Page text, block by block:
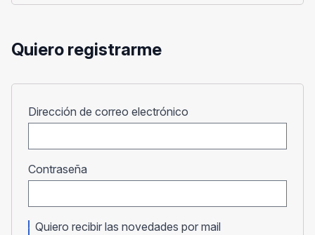
Quiero registrarme
Dirección de correo electrónico
Contraseña
Quiero recibir las novedades por mail